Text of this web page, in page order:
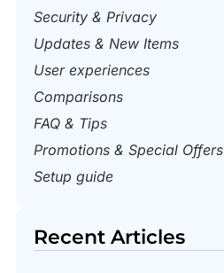
Security & Privacy
Updates & New Items
User experiences
Comparisons
FAQ & Tips
Promotions & Special Offers
Setup guide
Recent Articles​